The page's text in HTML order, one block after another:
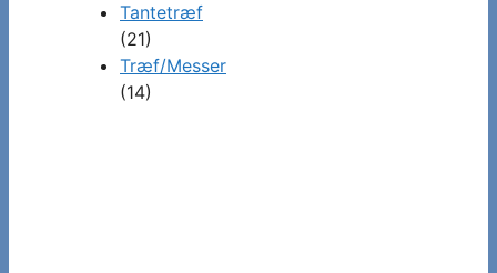
Tantetræf
(21)
Træf/Messer
(14)